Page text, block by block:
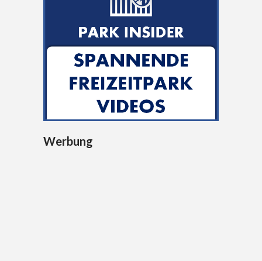
Werbung